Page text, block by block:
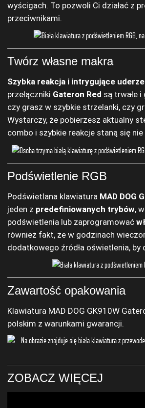
wyścigach. To pozwoli Ci działać z
przeciwnikami.
Twórz własne makra
Szybka reakcja i intrygujące
przełączniki Gateron Red są trwałe
czy grasz w szybkie strzelanki, czy
Wystarczy, że pobierzesz aktualny
combo i szybkie reakcje staną się
Podświetlenie RGB
Podświetlana klawiatura MAD DOG
jeden z predefiniowanych trybów,
podświetlenia lub zaprogramować
również fakt, że w godzinach
dodatkowego źródła oświetlenia,
Zawartość opakowania
Klawiatura MAD DOG GK910W
polskim z warunkami gwarancji.
ZOBACZ WIĘCEJ